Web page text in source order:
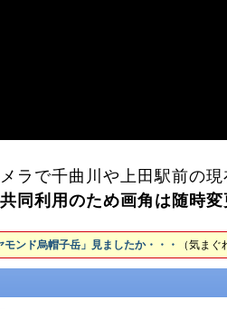
ラで千曲川や上田駅前の現
利用のため画角は随時変